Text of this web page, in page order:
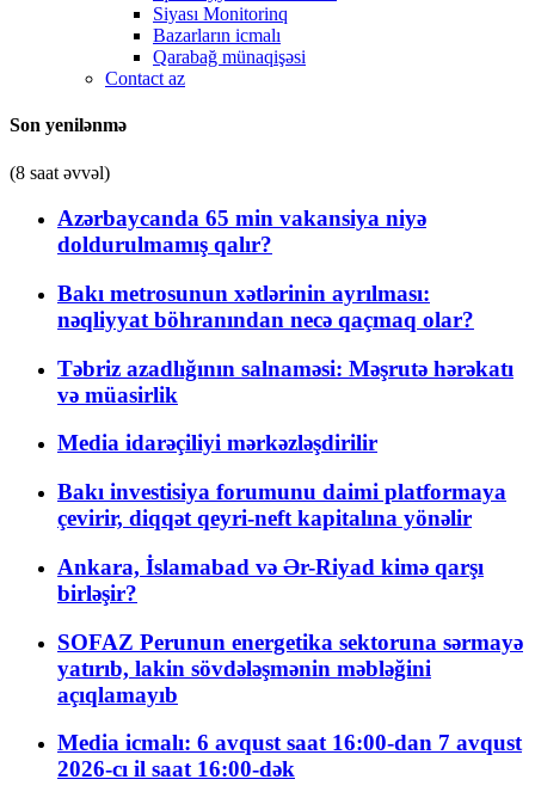
Siyası Monitorinq
Bazarların icmalı
Qarabağ münaqişəsi
Contact az
Son yenilənmə
(8 saat əvvəl)
Azərbaycanda 65 min vakansiya niyə
doldurulmamış qalır?
Bakı metrosunun xətlərinin ayrılması:
nəqliyyat böhranından necə qaçmaq olar?
Təbriz azadlığının salnaməsi: Məşrutə hərəkatı
və müasirlik
Media idarəçiliyi mərkəzləşdirilir
Bakı investisiya forumunu daimi platformaya
çevirir, diqqət qeyri-neft kapitalına yönəlir
Ankara, İslamabad və Ər-Riyad kimə qarşı
birləşir?
SOFAZ Perunun energetika sektoruna sərmayə
yatırıb, lakin sövdələşmənin məbləğini
açıqlamayıb
Media icmalı: 6 avqust saat 16:00-dan 7 avqust
2026-cı il saat 16:00-dək